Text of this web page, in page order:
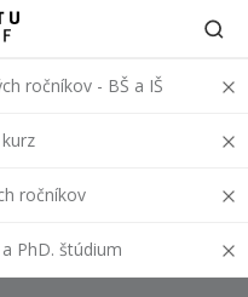
ročníkov - BŠ a IŠ
ročníkov
PhD. štúdium